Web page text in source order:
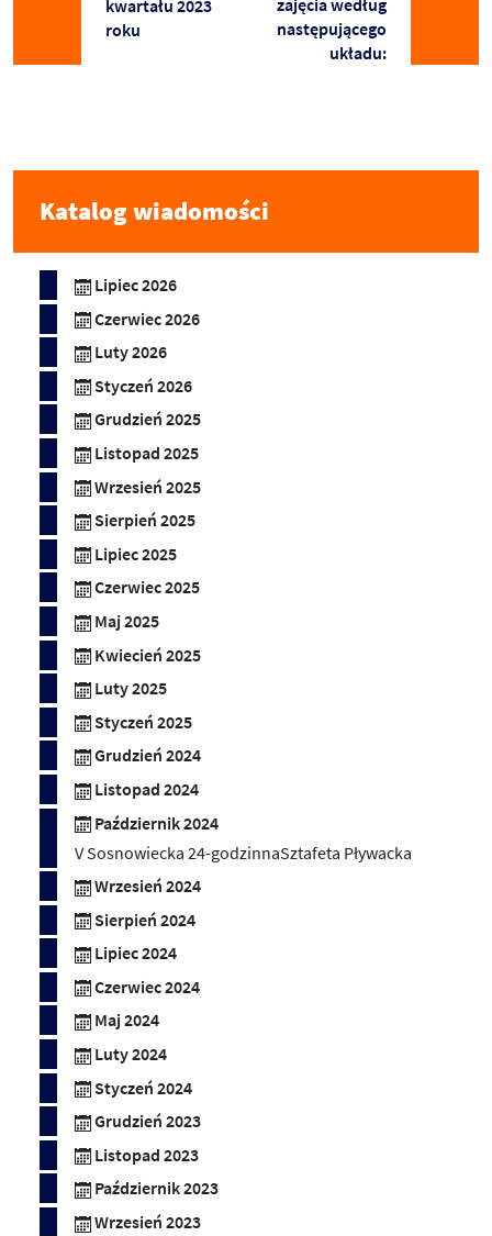
kwartału 2023
roku
zajęcia według
następującego
układu:
Katalog wiadomości
Lipiec 2026
Czerwiec 2026
Luty 2026
Styczeń 2026
Grudzień 2025
Listopad 2025
Wrzesień 2025
Sierpień 2025
Lipiec 2025
Czerwiec 2025
Maj 2025
Kwiecień 2025
Luty 2025
Styczeń 2025
Grudzień 2024
Listopad 2024
Październik 2024
V Sosnowiecka 24-godzinnaSztafeta Pływacka
Wrzesień 2024
Sierpień 2024
Lipiec 2024
Czerwiec 2024
Maj 2024
Luty 2024
Styczeń 2024
Grudzień 2023
Listopad 2023
Październik 2023
Wrzesień 2023